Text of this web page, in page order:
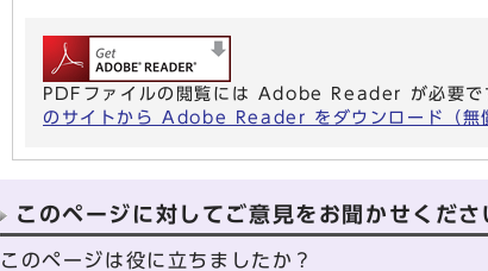
PDFファイルの閲覧には Adobe Reader が必要で
のサイトから Adobe Reader をダウンロード（無
このページに対してご意見をお聞かせくださ
このページは役に立ちましたか？